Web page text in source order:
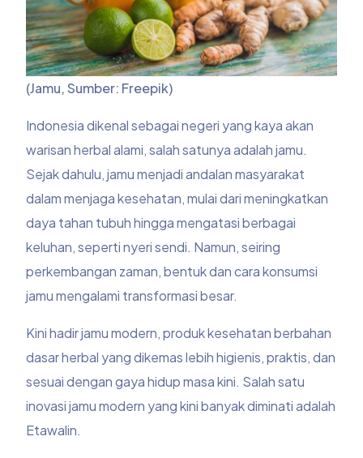
(Jamu, Sumber: Freepik)
Indonesia dikenal sebagai negeri yang kaya akan
warisan herbal alami, salah satunya adalah jamu.
Sejak dahulu, jamu menjadi andalan masyarakat
dalam menjaga kesehatan, mulai dari meningkatkan
daya tahan tubuh hingga mengatasi berbagai
keluhan, seperti nyeri sendi. Namun, seiring
perkembangan zaman, bentuk dan cara konsumsi
jamu mengalami transformasi besar.
Kini hadir jamu modern, produk kesehatan berbahan
dasar herbal yang dikemas lebih higienis, praktis, dan
sesuai dengan gaya hidup masa kini. Salah satu
inovasi jamu modern yang kini banyak diminati adalah
Etawalin.